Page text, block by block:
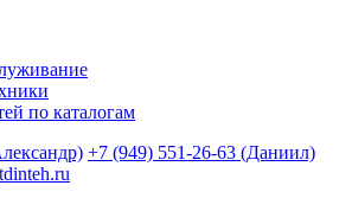
по каталогам
+7 (949) 551-26-63 (Даниил)